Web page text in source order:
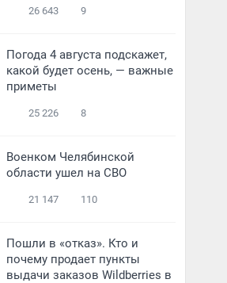
26 643 9
Погода 4 августа подскажет,
какой будет осень, — важные
приметы
25 226 8
Военком Челябинской
области ушел на СВО
21 147 110
Пошли в «отказ». Кто и
почему продает пункты
выдачи заказов Wildberries в